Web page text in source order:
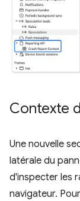
Contexte
Une nouvelle
latérale du
d'inspecter les
navigateur.